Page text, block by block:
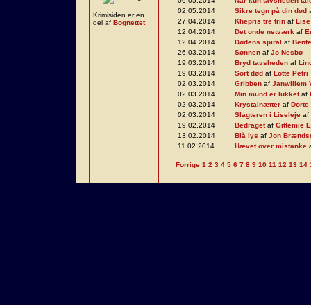
Krimisiden er en
del af Bognettet
02.05.2014
Sikre tegn på din død
27.04.2014
Khepris tre trin af
12.04.2014
Det onde netværk af
12.04.2014
Dødens spiral af
26.03.2014
Sønnen af Jo Nesbø
19.03.2014
Bryd tavsheden af
19.03.2014
Sort død af Lotte Petri
02.03.2014
Gribben af Janwillem
02.03.2014
Min mund er lukketaf
02.03.2014
Krystalnætter af Dorte
02.03.2014
Slagteren i Liseleje af
19.02.2014
Bedragetaf Gittemie
13.02.2014
Blå lys af Jon
11.02.2014
Hævet over mistanke
Forrige 1 2 3 4 5 6 7 8 9 10 11 12 13 14